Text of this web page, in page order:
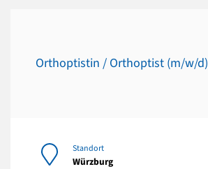
Orthoptistin / Orthoptist (m/w/d)
Standort
Würzburg